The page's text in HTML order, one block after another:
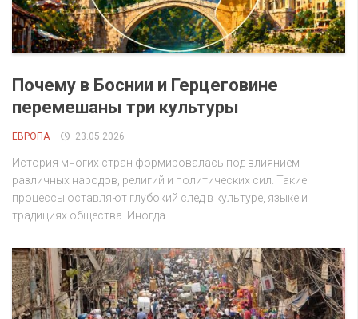
Почему в Боснии и Герцеговине
перемешаны три культуры
ЕВРОПА 23.05.2026
История многих стран формировалась под влиянием
различных народов, религий и политических сил. Такие
процессы оставляют глубокий след в культуре, языке и
традициях общества. Иногда...